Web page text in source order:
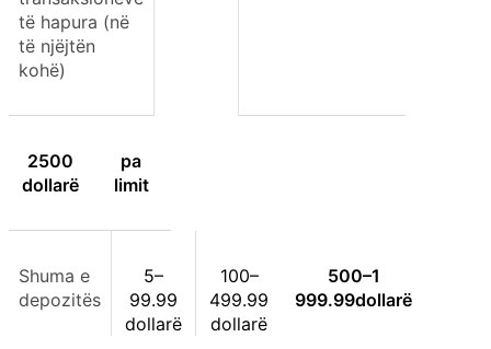
të hapura (në
të njëjtën
kohë)
2500
dollarë
pa
limit
Shuma e
depozitës
5–
99.99
dollarë
100–
499.99
dollarë
500–1
999.99dollarë